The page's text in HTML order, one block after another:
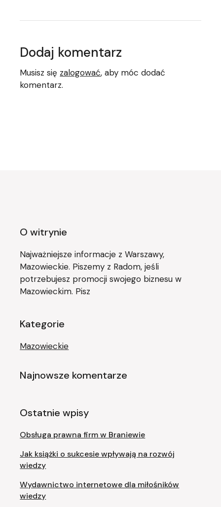
Dodaj komentarz
Musisz się zalogować, aby móc dodać
komentarz.
O witrynie
Najważniejsze informacje z Warszawy,
Mazowieckie. Piszemy z Radom, jeśli
potrzebujesz promocji swojego biznesu w
Mazowieckim. Pisz
Kategorie
Mazowieckie
Najnowsze komentarze
Ostatnie wpisy
Obsługa prawna firm w Braniewie
Jak książki o sukcesie wpływają na rozwój
wiedzy
Wydawnictwo internetowe dla miłośników
wiedzy